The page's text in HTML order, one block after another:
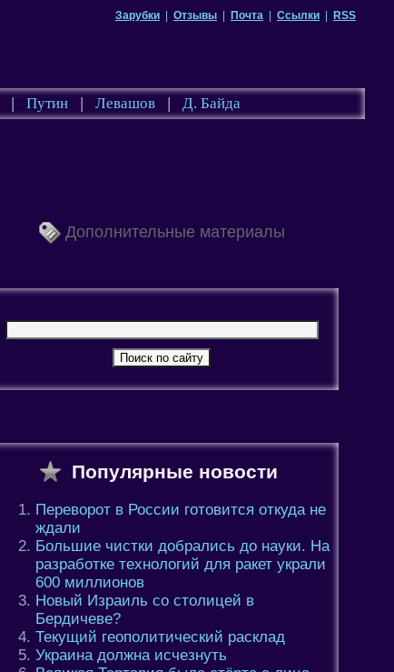
Зарубки Отзывы Почта Ссылки RSS
| Путин | Левашов | Д. Байда
Дополнительные материалы
Популярные новости
Переворот в России готовится откуда не
ждали
Большие чистки добрались до науки. На
разработке технологий для ракет украли
600 миллионов
Новый Израиль со столицей в
Бердичеве?
Текущий геополитический расклад
Украина должна исчезнуть